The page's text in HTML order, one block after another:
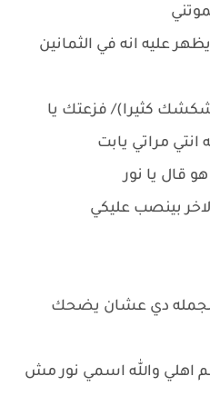
عليه انه في الثمانين
كثيرا)/ فزعتك يا
مراتي يابت
قال يا نور
بينصب عليكي
دي عشان يضحك
اهلي والله اسمي نور مش